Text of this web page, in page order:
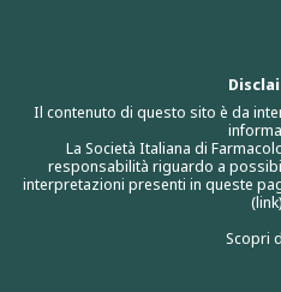
Il contenuto di questo sito è da
La Società Italiana di
responsabilità riguardo a
interpretazioni presenti in queste
Scopri